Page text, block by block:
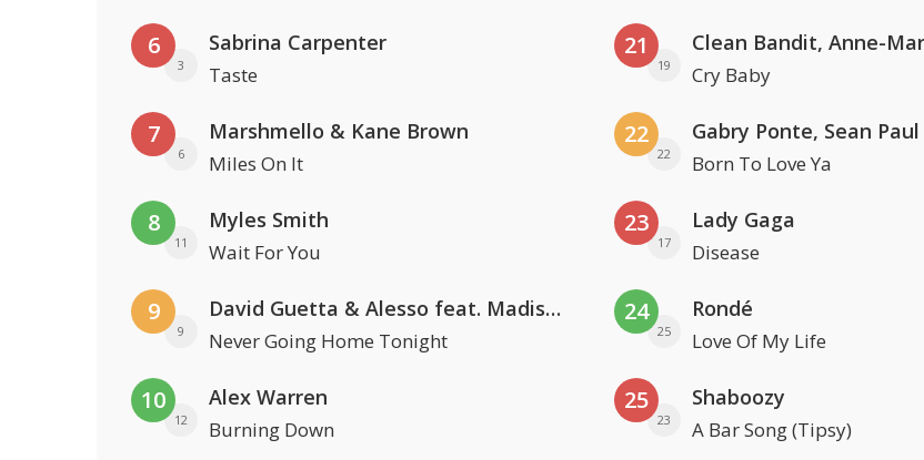
6
3
Sabrina Carpenter
Taste
7
6
Marshmello & Kane Brown
Miles On It
8
11
Myles Smith
Wait For You
9
9
David Guetta & Alesso feat. Madison Love
Never Going Home Tonight
10
12
Alex Warren
Burning Down
21
19 Cry Baby
22
22 Born To Love Ya
23
17
Lady Gaga
Disease
24
25
Rondé
Love Of My Life
25
23
Shaboozy
A Bar Song (Tipsy)